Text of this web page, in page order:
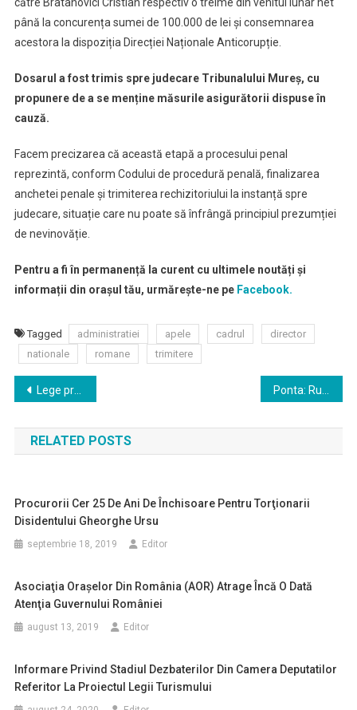
până la concurența sumei de 100.000 de lei și consemnarea
acestora la dispoziția Direcției Naționale Anticorupție.
Dosarul a fost trimis spre judecare Tribunalului Mureș, cu
propunere de a se menține măsurile asigurătorii dispuse în
cauză.
Facem precizarea că această etapă a procesului penal
reprezintă, conform Codului de procedură penală, finalizarea
anchetei penale și trimiterea rechizitoriului la instanță spre
judecare, situație care nu poate să înfrângă principiul prezumției
de nevinovăție.
Pentru a fi în permanență la curent cu ultimele noutăți și
informații din orașul tău, urmărește-ne peFacebook.
Tagged administratiei apele cadrul
director
nationale
romane trimitere
Navigare
în
articole
Lege promulgată: MEC asigură fiecărui elev sau cadru didactic, la cerere, un laptop sau o tabletă
RELATED POSTS
Procurorii Cer 25 De Ani De Închisoare Pentru Torţionarii
Disidentului Gheorghe Ursu
septembrie 18, 2019 Editor
Asociaţia Oraşelor Din România (AOR) Atrage Încă O Dată
Atenţia Guvernului României
august 13, 2019 Editor
Informare Privind Stadiul Dezbaterilor Din Camera Deputatilor
Referitor La Proiectul Legii Turismului